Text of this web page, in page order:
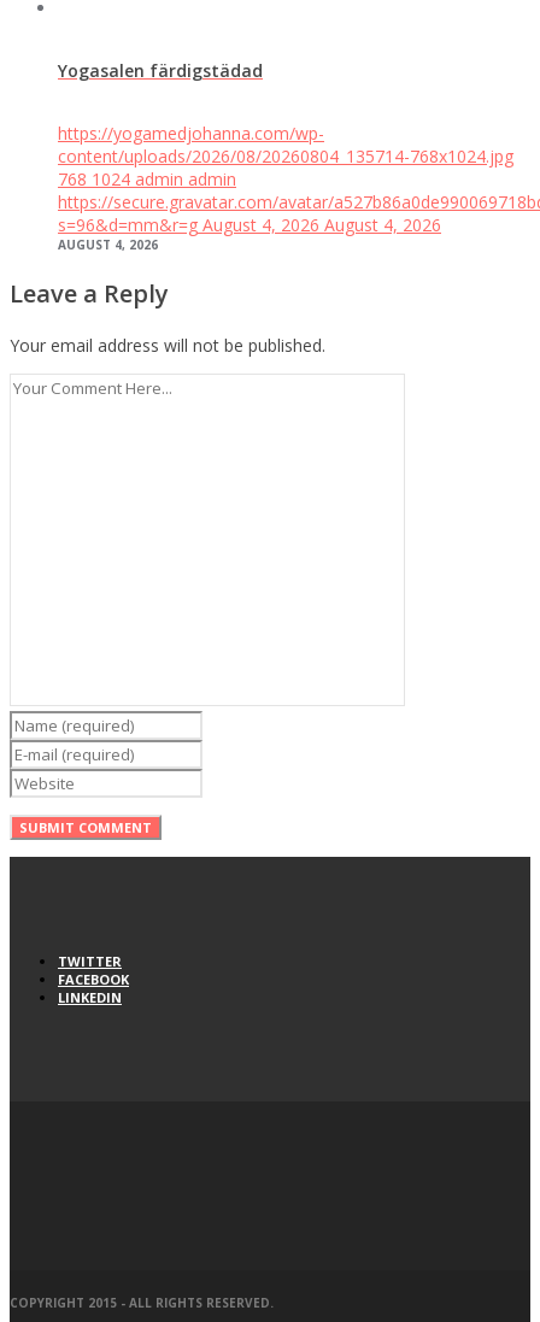
Yogasalen färdigstädad
https://yogamedjohanna.com/wp-
content/uploads/2026/08/20260804_135714-768x1024.jpg
768 1024 admin admin
https://secure.gravatar.com/avatar/
s=96&d=mm&r=g August 4, 2026 August 4, 2026
AUGUST 4, 2026
Leave a Reply
Your email address will not be published.
TWITTER
FACEBOOK
LINKEDIN
COPYRIGHT 2015 - ALL RIGHTS RESERVED.